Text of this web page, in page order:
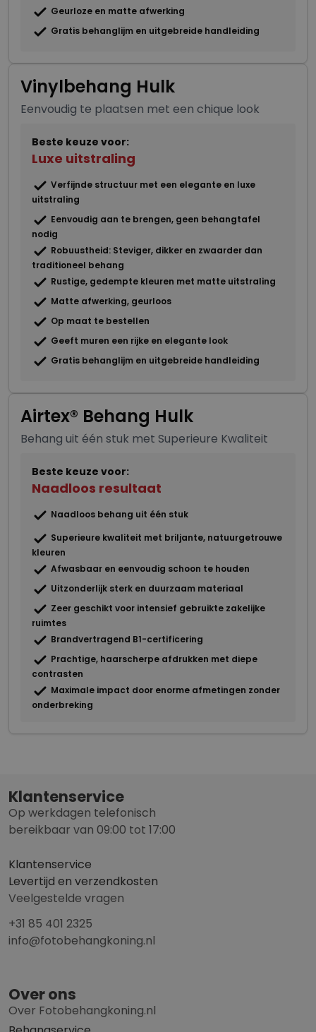
Airtex® Behang Hulk
Behang uit één stuk met Superieure Kwaliteit
Beste keuze voor:
Naadloos resultaat
Naadloos behang uit één stuk
Superieure kwaliteit met briljante, natuurgetrouwe
kleuren
Afwasbaar en eenvoudig schoon te houden
Uitzonderlijk sterk en duurzaam materiaal
Zeer geschikt voor intensief gebruikte zakelijke
ruimtes
Brandvertragend B1-certificering
Prachtige, haarscherpe afdrukken met diepe
contrasten
Maximale impact door enorme afmetingen zonder
onderbreking
Vinylbehang Hulk
Eenvoudig te plaatsen met een chique look
Beste keuze voor:
Luxe uitstraling
Verfijnde structuur met een elegante en luxe
uitstraling
Eenvoudig aan te brengen, geen behangtafel
nodig
Robuustheid: Steviger, dikker en zwaarder dan
traditioneel behang
Rustige, gedempte kleuren met matte uitstraling
Matte afwerking, geurloos
Op maat te bestellen
Geeft muren een rijke en elegante look
Gratis behanglijm en uitgebreide handleiding
Geurloze en matte afwerking
Gratis behanglijm en uitgebreide handleiding
Klantenservice
Op werkdagen telefonisch
bereikbaar van 09:00 tot 17:00
Klantenservice
Levertijd en verzendkosten
Veelgestelde vragen
+31 85 401 2325
info@fotobehangkoning.nl
Over ons
Over Fotobehangkoning.nl